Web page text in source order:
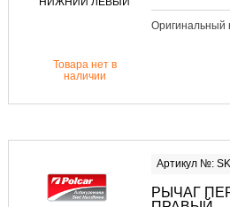
Оригинальный
Товара нет в
наличии
Артикул №:
РЫЧАГ